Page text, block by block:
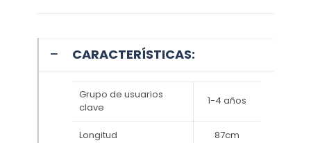
CARACTERÍSTICAS:
Grupo de usuarios
clave
1-4 años
Longitud 87cm